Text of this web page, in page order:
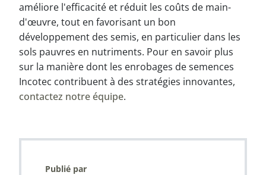
améliore l'efficacité et réduit les coûts de main-
d'œuvre, tout en favorisant un bon
développement des semis, en particulier dans les
sols pauvres en nutriments. Pour en savoir plus
sur la manière dont les enrobages de semences
Incotec contribuent à des stratégies innovantes,
contactez notre équipe.
Publié par